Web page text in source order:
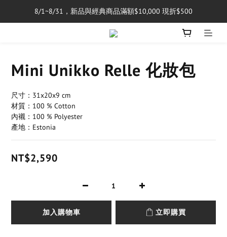
單筆消費滿$5,000享免運費
8/1~8/31，新品與經典商品滿額$10,000 現折$500
單筆消費滿$5,000享免運費
Mini Unikko Relle 化妝包
尺寸：31x20x9 cm
材質：100 % Cotton
內襯：100 % Polyester
產地：Estonia
NT$2,590
加入購物車 立即購買